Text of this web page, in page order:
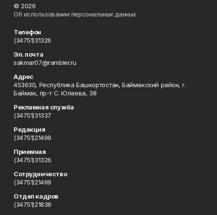
© 2026
Об использовании персональных данных
Телефон
(34751)31326
Эл. почта
sakmar07@rambler.ru
Адрес
453630, Республика Башкортостан, Баймакский район, г.
Баймак, пр-т С. Юлаева, 38
Рекламная служба
(34751)31337
Редакция
(34751)21499
Приемная
(34751)31326
Сотрудничество
(34751)21499
Отдел кадров
(34751)21838